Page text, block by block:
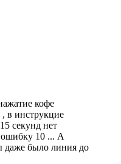
кофе
в инструкцие
секунд нет
ошибку 10 ... А
даже было линия до